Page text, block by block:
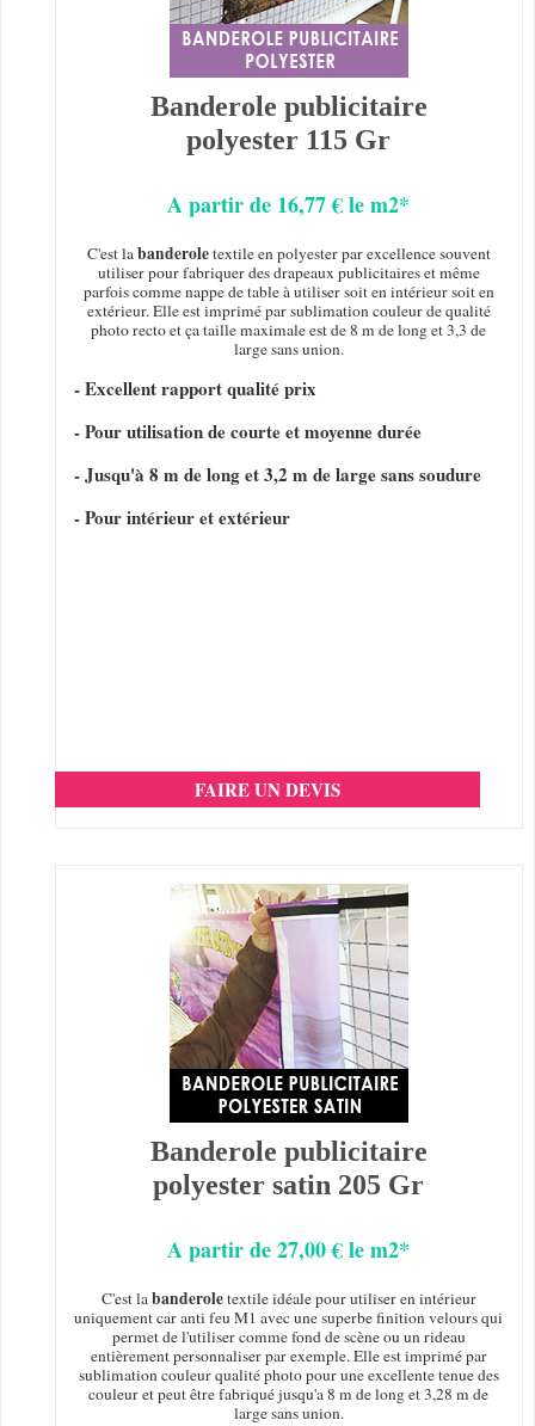
Banderole publicitaire
polyester 115 Gr
A partir de 16,77 € le m2*
C'est labanderoletextile en polyester par excellence souvent
utiliser pour fabriquer des drapeaux publicitaires et même
parfois comme nappe de table à utiliser soit en intérieur soit en
extérieur. Elle est imprimé par sublimation couleur de qualité
photo recto et ça taille maximale est de 8 m de long et 3,3 de
large sans union.
- Excellent rapport qualité prix
- Pour utilisation de courte et moyenne durée
- Jusqu'à 8 m de long et 3,2 m de large sans soudure
- Pour intérieur et extérieur
FAIRE UN DEVIS
Banderole publicitaire
polyester satin 205 Gr
A partir de 27,00 € le m2*
C'est labanderoletextile idéale pour utiliser en intérieur
uniquement car anti feu M1 avec une superbe finition velours qui
permet de l'utiliser comme fond de scène ou un rideau
entièrement personnaliser par exemple. Elle est imprimé par
sublimation couleur qualité photo pour une excellente tenue des
couleur et peut être fabriqué jusqu'a 8 m de long et 3,28 m de
large sans union.